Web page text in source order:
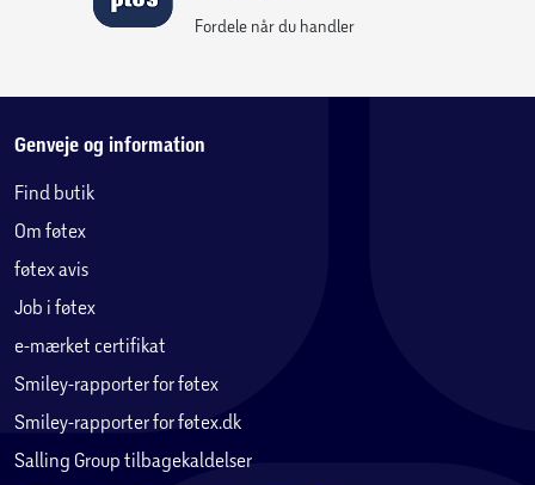
Findes i fire episke farver - Booster Black, Winning White,
Fordele når du handler
Genveje og information
Find butik
Om føtex
føtex avis
Job i føtex
e-mærket certifikat
Smiley-rapporter for føtex
Smiley-rapporter for føtex.dk
Salling Group tilbagekaldelser